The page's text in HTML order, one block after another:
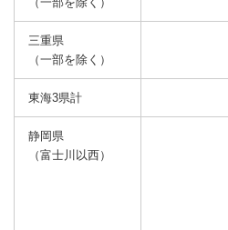
三重県
（一部を除く）
東海3県計
静岡県
（富士川以西）